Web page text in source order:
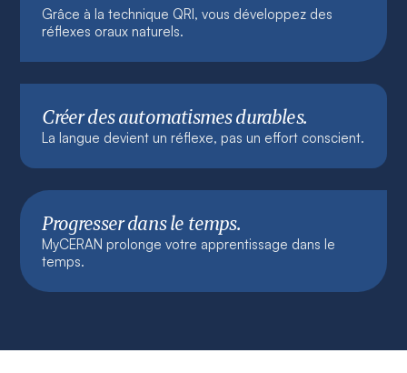
Grâce à la technique QRI, vous développez des
réflexes oraux naturels.
Créer des automatismes durables.
La langue devient un réflexe, pas un effort conscient.
Progresser dans le temps.
MyCERAN prolonge votre apprentissage dans le
temps.